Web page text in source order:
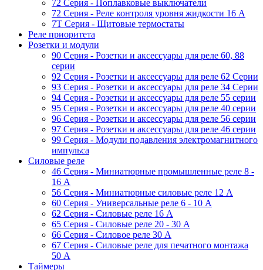
72 Серия - Поплавковые выключатели
72 Серия - Реле контроля уровня жидкости 16 А
7T Серия - Щитовые термостаты
Реле приоритета
Розетки и модули
90 Серия - Розетки и аксессуары для реле 60, 88
cерии
92 Серия - Розетки и аксессуары для реле 62 Серии
93 Серия - Розетки и аксессуары для реле 34 Серии
94 Серия - Розетки и аксессуары для реле 55 серии
95 Серия - Розетки и аксессуары для реле 40 серии
96 Серия - Розетки и аксессуары для реле 56 cерии
97 Серия - Розетки и аксессуары для реле 46 cерии
99 Серия - Модули подавления электромагнитного
импульса
Силовые реле
46 Серия - Миниатюрные промышленные реле 8 -
16 A
56 Серия - Миниатюрные силовые реле 12 A
60 Серия - Универсальные реле 6 - 10 A
62 Серия - Силовые реле 16 A
65 Серия - Силовые реле 20 - 30 A
66 Серия - Силовое реле 30 A
67 Серия - Силовые реле для печатного монтажа
50 А
Таймеры